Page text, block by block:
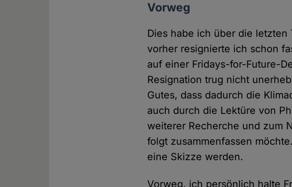
Vorweg
Dies habe ich über die letzten
vorher resignierte ich schon
auf einer Fridays-for-Future-
Resignation trug nicht
Gutes, dass dadurch die
auch durch die Lektüre von
weiterer Recherche und zum
folgt zusammenfassen
eine Skizze werden.
Vorweg, ich persönlich halte